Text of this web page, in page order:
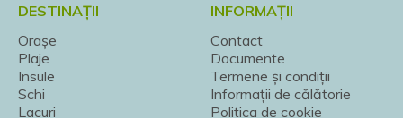
DESTINAȚII
Orașe
Plaje
Insule
Schi
Lacuri
INFORMAȚII
Contact
Documente
Termene și condiții
Informații de călătorie
Politica de cookie